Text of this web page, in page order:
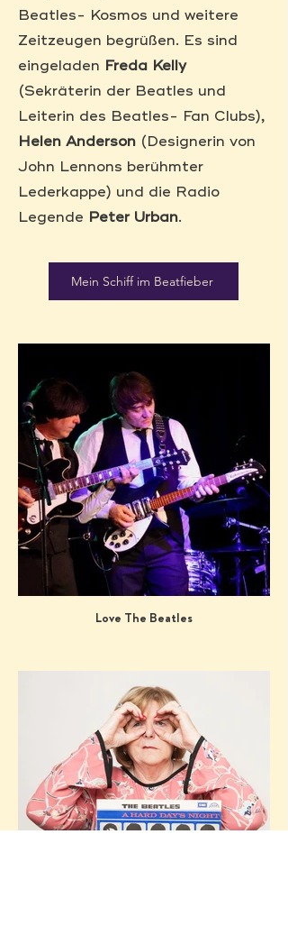
Beatles- Kosmos und weitere
Zeitzeugen begrüßen. Es sind
eingeladen Freda Kelly
(Sekräterin der Beatles und
Leiterin des Beatles- Fan Clubs),
Helen Anderson (Designerin von
John Lennons berühmter
Lederkappe) und die Radio
Legende Peter Urban.
Mein Schiff im Beatfieber
Love The Beatles